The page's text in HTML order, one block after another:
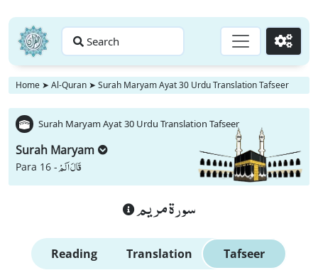
Search Go
Home ➤ Al-Quran ➤ Surah Maryam Ayat 30 Urdu Translation Tafseer
Surah Maryam Ayat 30 Urdu Translation Tafseer
Surah Maryam
Para 16 -قَالَ اَلَمْ
سورة مريم
Reading Translation Tafseer